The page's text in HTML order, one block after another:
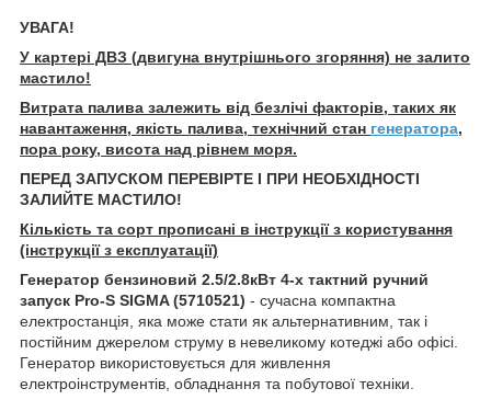
УВАГА!
У картері ДВЗ (двигуна внутрішнього згоряння) не залито
мастило!
Витрата палива залежить від безлічі факторів, таких як
навантаження, якість палива, технічний стан генератора,
пора року, висота над рівнем моря.
ПЕРЕД ЗАПУСКОМ ПЕРЕВІРТЕ І ПРИ НЕОБХІДНОСТІ
ЗАЛИЙТЕ МАСТИЛО!
Кількість та сорт прописані в інструкції з користування
(інструкції з експлуатації)
Генератор бензиновий 2.5/2.8кВт 4-х тактний ручний
запуск Pro-S SIGMA (5710521) - сучасна компактна
електростанція, яка може стати як альтернативним, так і
постійним джерелом струму в невеликому котеджі або офісі.
Генератор використовується для живлення
електроінструментів, обладнання та побутової техніки.